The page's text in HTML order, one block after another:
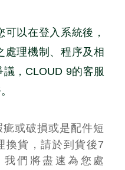
以在登入系統後，
處理機制、程序及相
， CLOUD 9的客服
或破損或是配件短
換貨，請於到貨後7
們將盡速為您處